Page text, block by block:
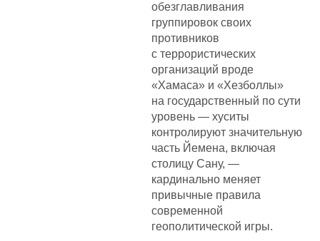
обезглавливания
группировок своих
противников
с террористических
организаций вроде
«Хамаса» и «Хезболлы»
на государственный по сути
уровень — хуситы
контролируют значительную
часть Йемена, включая
столицу Сану, —
кардинально меняет
привычные правила
современной
геополитической игры.